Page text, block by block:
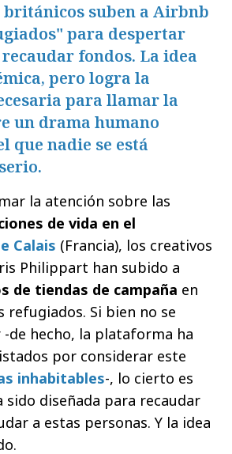
británicos suben a Airbnb
para despertar
fondos. La idea
pero logra la
para llamar la
un drama humano
que nadie se está
la atención sobre las
de vida en el
Calais (Francia), los creativos
Philippart han subido a
de tiendas de campaña en
refugiados. Si bien no se
de hecho, la plataforma ha
por considerar este
inhabitables-, lo cierto es
sido diseñada para recaudar
a estas personas. Y la idea